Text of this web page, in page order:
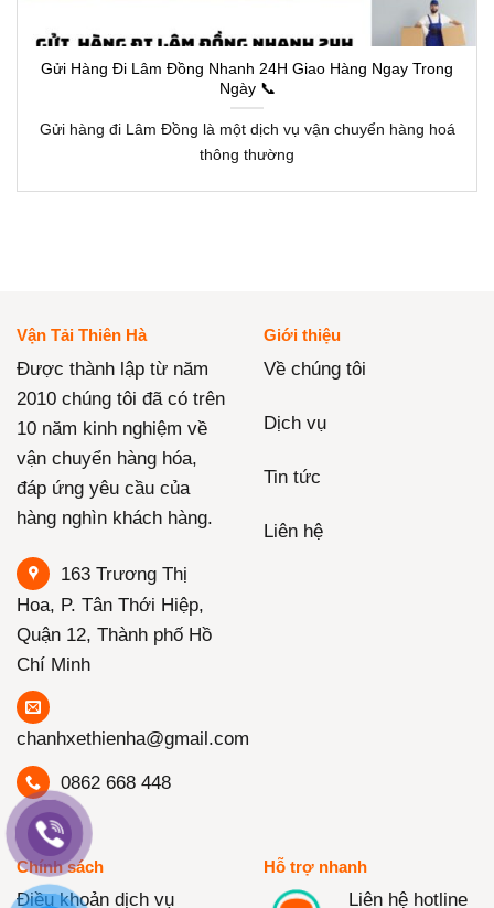
Gửi Hàng Đi Lâm Đồng Nhanh 24H Giao Hàng Ngay Trong
Ngày 📞
Gửi hàng đi Lâm Đồng là một dịch vụ vận chuyển hàng hoá
thông thường
Vận Tải Thiên Hà
Được thành lập từ năm
2010 chúng tôi đã có trên
10 năm kinh nghiệm về
vận chuyển hàng hóa,
đáp ứng yêu cầu của
hàng nghìn khách hàng.
163 Trương Thị
Hoa, P. Tân Thới Hiệp,
Quận 12, Thành phố Hồ
Chí Minh
chanhxethienha@gmail.com
0862 668 448
Giới thiệu
Về chúng tôi
Dịch vụ
Tin tức
Liên hệ
Chính sách
Điều khoản dịch vụ
Hỗ trợ nhanh
Liên hệ hotline